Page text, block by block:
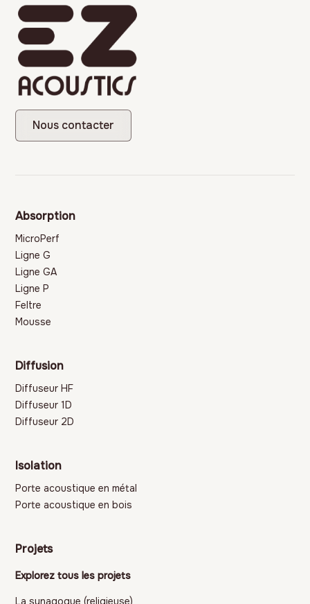
Nous contacter
Absorption
MicroPerf
Ligne G
Ligne GA
Ligne P
Feltre
Mousse
Diffusion
Diffuseur HF
Diffuseur 1D
Diffuseur 2D
Isolation
Porte acoustique en métal
Porte acoustique en bois
Projets
Explorez tous les projets
La synagogue (religieuse)